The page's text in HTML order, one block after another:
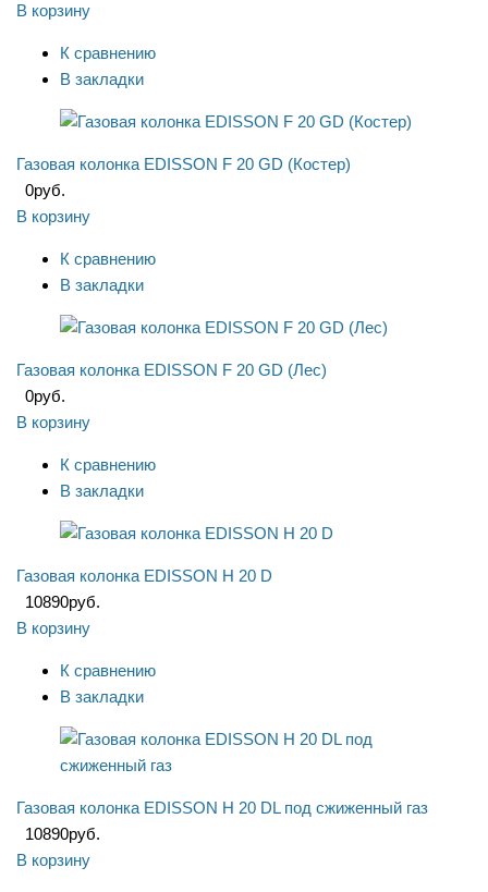
В корзину
К сравнению
В закладки
Газовая колонка EDISSON F 20 GD (Костер)
0руб.
В корзину
К сравнению
В закладки
Газовая колонка EDISSON F 20 GD (Лес)
0руб.
В корзину
К сравнению
В закладки
Газовая колонка EDISSON H 20 D
10890руб.
В корзину
К сравнению
В закладки
Газовая колонка EDISSON H 20 DL под сжиженный газ
10890руб.
В корзину